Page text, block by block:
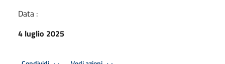
Data :
4 luglio 2025